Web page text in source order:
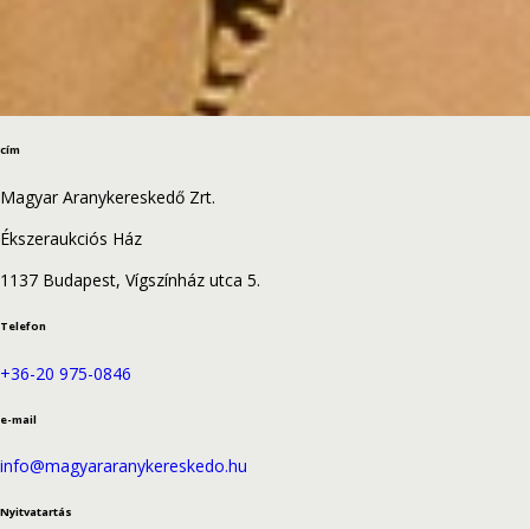
cím
Magyar Aranykereskedő Zrt.
Ékszeraukciós Ház
1137 Budapest, Vígszínház utca 5.
Telefon
+36-20 975-0846
e-mail
info@magyararanykereskedo.hu
Nyitvatartás